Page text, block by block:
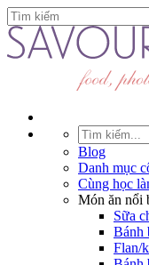
Blog
Danh mục
Cùng học
Món ăn nổi
Sữa
Bánh
Flan/